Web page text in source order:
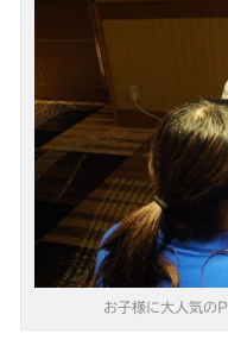
お子様に大人気の